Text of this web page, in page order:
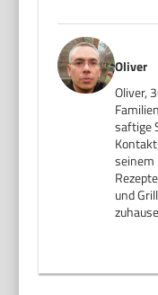
Oliver
Oliver,
saftige
seinem
und